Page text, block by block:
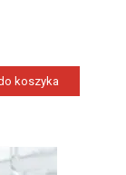
koszyka